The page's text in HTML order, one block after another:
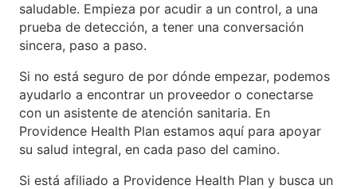
saludable. Empieza por acudir a un control, a una
prueba de detección, a tener una conversación
sincera, paso a paso.
Si no está seguro de por dónde empezar, podemos
ayudarlo a encontrar un proveedor o conectarse
con un asistente de atención sanitaria. En
Providence Health Plan estamos aquí para apoyar
su salud integral, en cada paso del camino.
Si está afiliado a Providence Health Plan y busca un